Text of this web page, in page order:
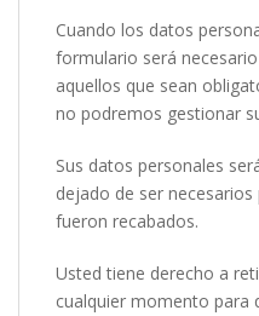
Cuando los datos
formulario será
aquellos que sean
no podremos gestionar
Sus datos personales
dejado de ser
fueron recabados.
Usted tiene derecho a
cualquier momento para